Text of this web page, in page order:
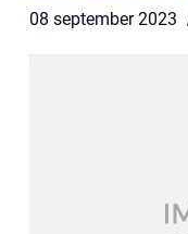
08 september 2023